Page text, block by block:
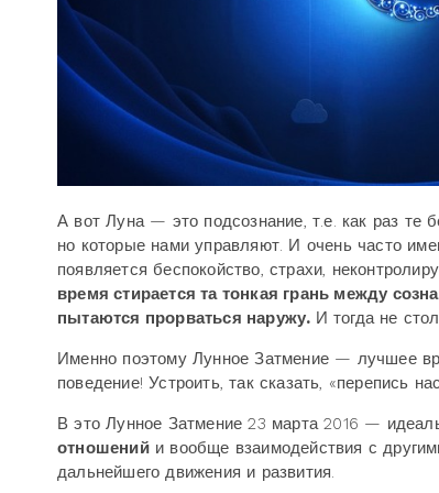
А вот Луна — это подсознание, т.е. как раз те
но которые нами управляют. И очень часто
появляется беспокойство, страхи,
время стирается та тонкая грань между
пытаются прорваться наружу. И тогда не
Именно поэтому Лунное Затмение — лучшее
поведение! Устроить, так сказать, «перепись
В это Лунное Затмение 23 марта 2016 —
отношенийи вообще взаимодействия с
дальнейшего движения и развития.